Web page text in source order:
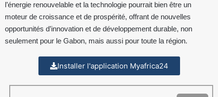
l’énergie renouvelable et la technologie pourrait bien être un
moteur de croissance et de prospérité, offrant de nouvelles
opportunités d’innovation et de développement durable, non
seulement pour le Gabon, mais aussi pour toute la région.
Installer l'application Myafrica24